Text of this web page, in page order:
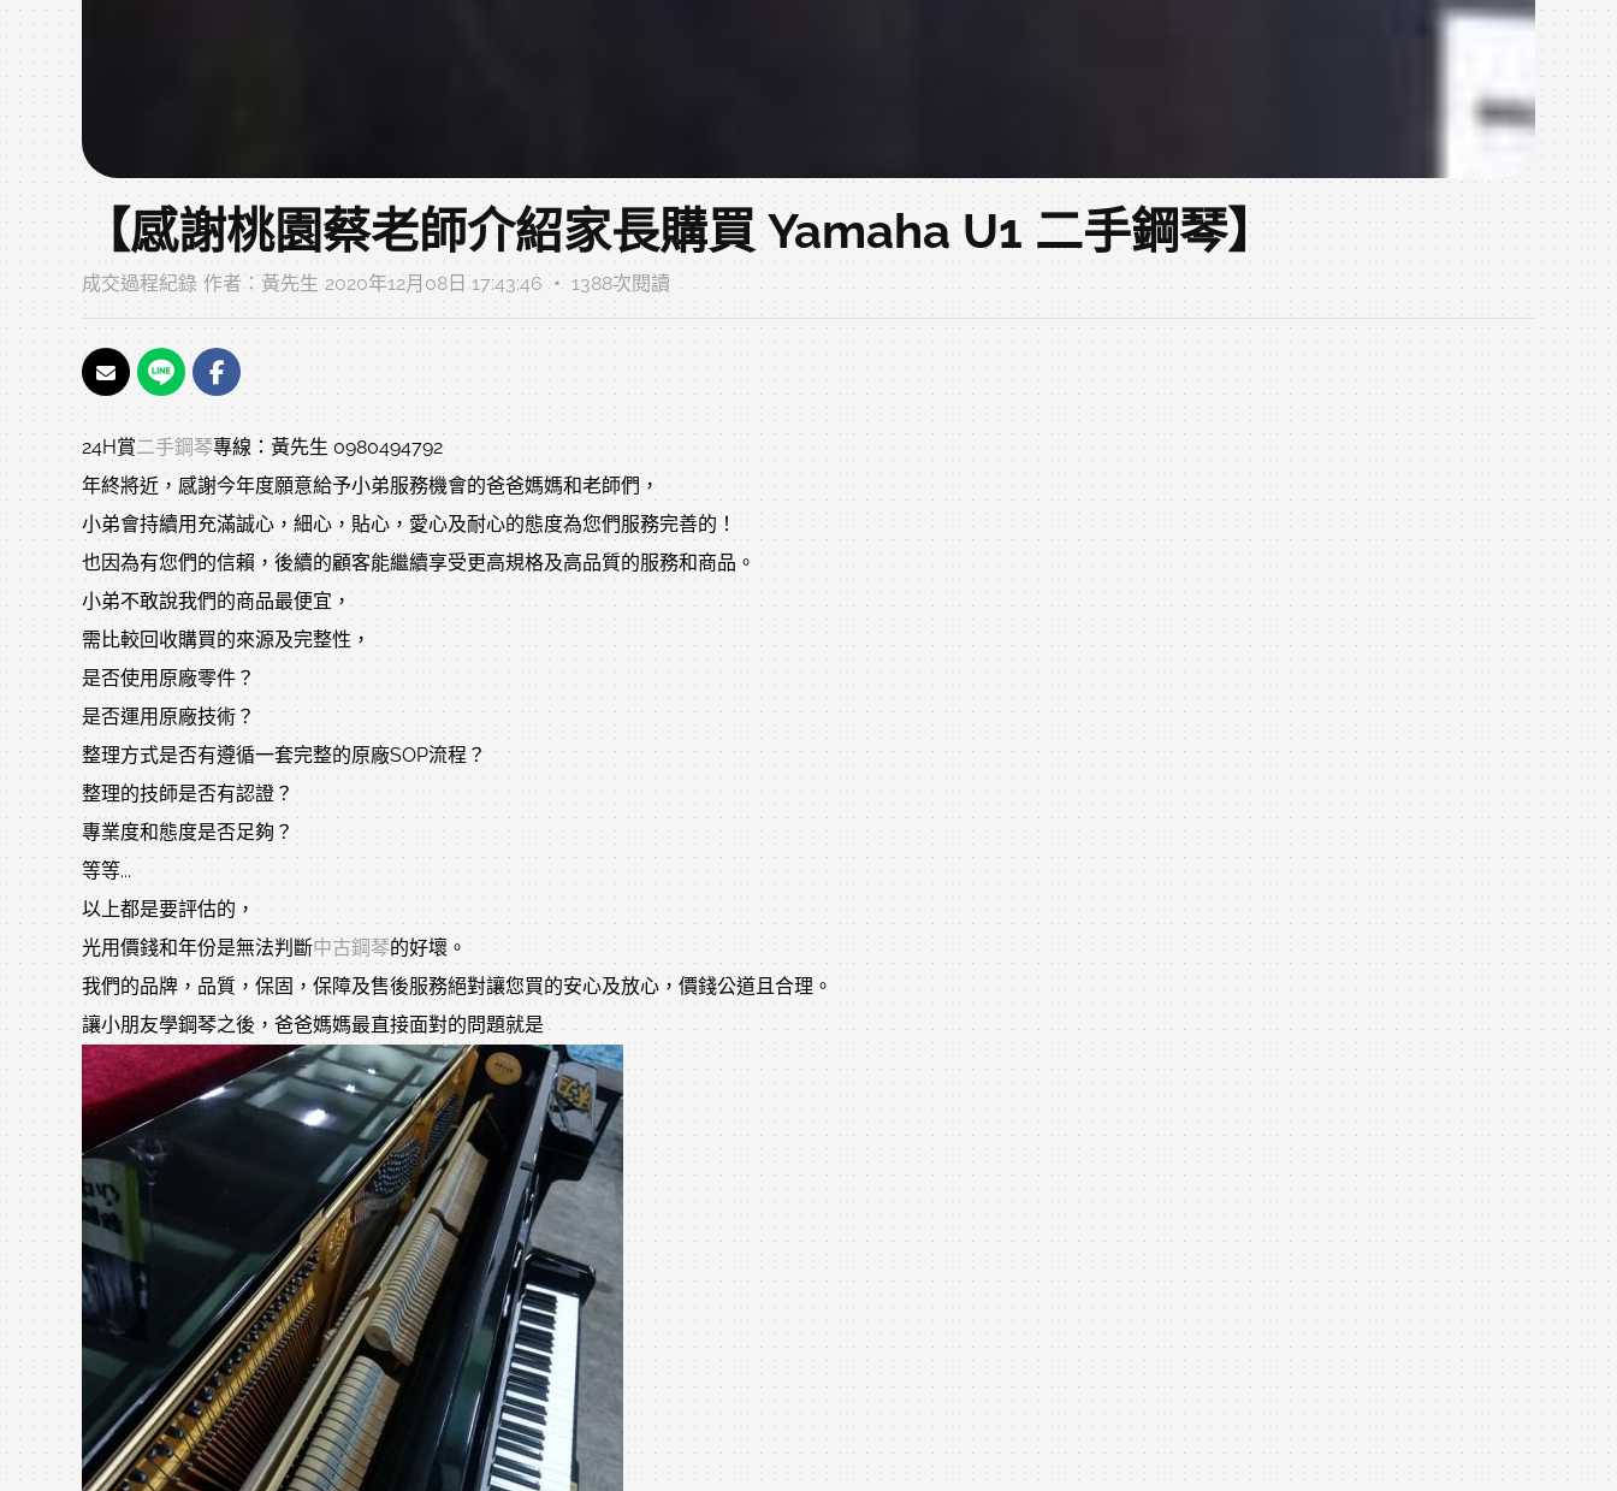
【感謝桃園蔡老師介紹家長購買 Yamaha U1 二手鋼琴】
成交過程紀錄 作者：黃先生 2020年12月08日 17:43:46 ‧ 1388次閱讀
24H賞二手鋼琴專線：黃先生 0980494792
年終將近，感謝今年度願意給予小弟服務機會的爸爸媽媽和老師們，
小弟會持續用充滿誠心，細心，貼心，愛心及耐心的態度為您們服務完善的！
也因為有您們的信賴，後續的顧客能繼續享受更高規格及高品質的服務和商品。
小弟不敢說我們的商品最便宜，
需比較回收購買的來源及完整性，
是否使用原廠零件？
是否運用原廠技術？
整理方式是否有遵循一套完整的原廠SOP流程？
整理的技師是否有認證？
專業度和態度是否足夠？
等等...
以上都是要評估的，
光用價錢和年份是無法判斷中古鋼琴的好壞。
我們的品牌，品質，保固，保障及售後服務絕對讓您買的安心及放心，價錢公道且合理。
讓小朋友學鋼琴之後，爸爸媽媽最直接面對的問題就是